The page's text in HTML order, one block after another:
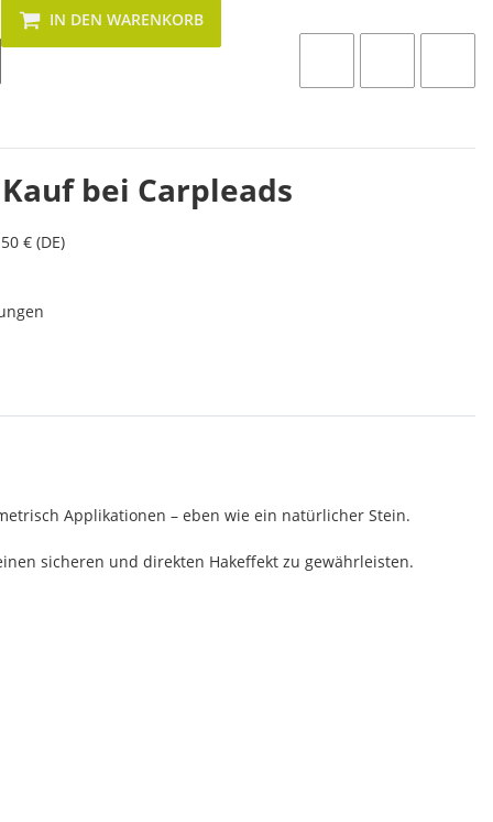
IN DEN WARENKORB
bei Carpleads
€ (DE)
Applikationen – eben wie ein natürlicher Stein.
sicheren und direkten Hakeffekt zu gewährleisten.